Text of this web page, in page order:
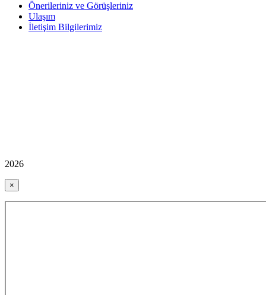
Önerileriniz ve Görüşleriniz
Ulaşım
İletişim Bilgilerimiz
2026
×